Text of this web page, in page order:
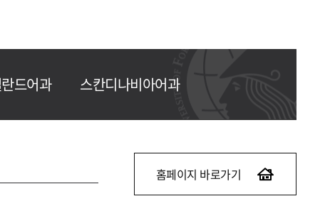
드어과 스칸디나비아어과
홈페이지 바로가기